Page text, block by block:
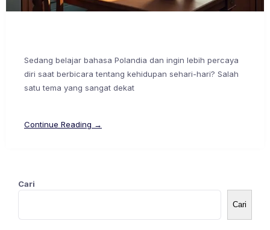
Sedang belajar bahasa Polandia dan ingin lebih percaya
diri saat berbicara tentang kehidupan sehari-hari? Salah
satu tema yang sangat dekat
Continue Reading →
Cari
Cari